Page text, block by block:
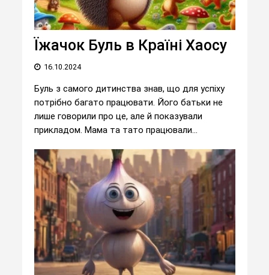
Їжачок Буль в Країні Хаосу
16.10.2024
Буль з самого дитинства знав, що для успіху
потрібно багато працювати. Його батьки не
лише говорили про це, але й показували
прикладом. Мама та тато працювали...